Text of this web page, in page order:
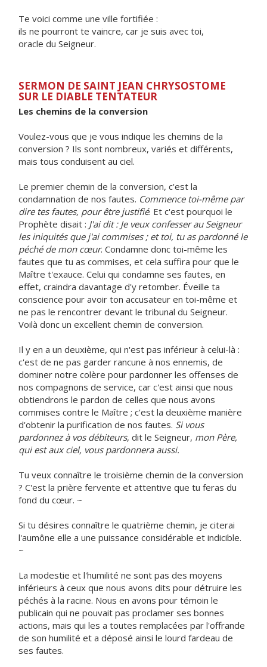
Te voici comme une ville fortifiée :
ils ne pourront te vaincre, car je suis avec toi,
oracle du Seigneur.
SERMON DE SAINT JEAN CHRYSOSTOME
SUR LE DIABLE TENTATEUR
Les chemins de la conversion
Voulez-vous que je vous indique les chemins de la
conversion ? Ils sont nombreux, variés et différents,
mais tous conduisent au ciel.
Le premier chemin de la conversion, c'est la
condamnation de nos fautes. Commence toi-même par
dire tes fautes, pour être justifié. Et c'est pourquoi le
Prophète disait : J'ai dit : Je veux confesser au Seigneur
les iniquités que j'ai commises ; et toi, tu as pardonné le
péché de mon cœur. Condamne donc toi-même les
fautes que tu as commises, et cela suffira pour que le
Maître t'exauce. Celui qui condamne ses fautes, en
effet, craindra davantage d'y retomber. Éveille ta
conscience pour avoir ton accusateur en toi-même et
ne pas le rencontrer devant le tribunal du Seigneur.
Voilà donc un excellent chemin de conversion.
Il y en a un deuxième, qui n'est pas inférieur à celui-là :
c'est de ne pas garder rancune à nos ennemis, de
dominer notre colère pour pardonner les offenses de
nos compagnons de service, car c'est ainsi que nous
obtiendrons le pardon de celles que nous avons
commises contre le Maître ; c'est la deuxième manière
d'obtenir la purification de nos fautes. Si vous
pardonnez à vos débiteurs, dit le Seigneur, mon Père,
qui est aux ciel, vous pardonnera aussi.
Tu veux connaître le troisième chemin de la conversion
? C'est la prière fervente et attentive que tu feras du
fond du cœur. ~
Si tu désires connaître le quatrième chemin, je citerai
l'aumône elle a une puissance considérable et indicible.
~
La modestie et l'humilité ne sont pas des moyens
inférieurs à ceux que nous avons dits pour détruire les
péchés à la racine. Nous en avons pour témoin le
publicain qui ne pouvait pas proclamer ses bonnes
actions, mais qui les a toutes remplacées par l'offrande
de son humilité et a déposé ainsi le lourd fardeau de
ses fautes.